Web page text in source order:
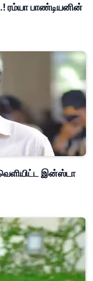
ரம்யா பாண்டியனின்
இன்ஸ்டா